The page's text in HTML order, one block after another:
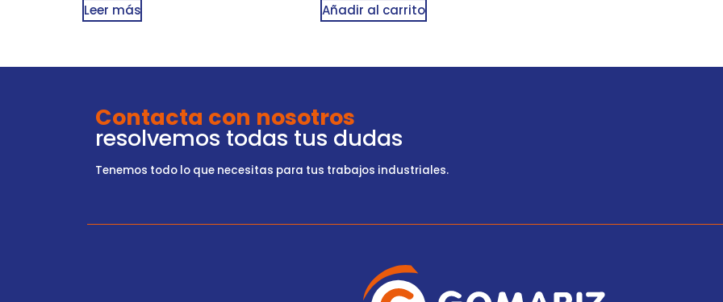
Leer más Añadir al carrito
Contacta con nosotros
resolvemos todas tus dudas
Tenemos todo lo que necesitas para tus trabajos industriales.